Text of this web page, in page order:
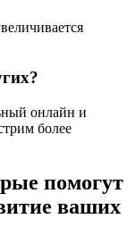
онлайн и
более
помогут
ваших